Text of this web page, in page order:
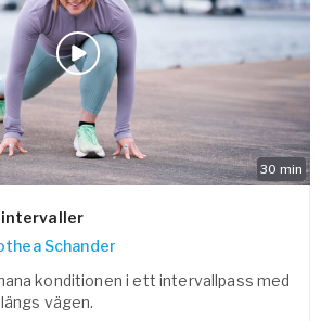
30 min
intervaller
Schander
konditionen i ett intervallpass med
vägen.